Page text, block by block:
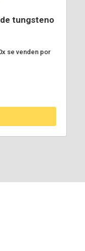
tungsteno
se venden por